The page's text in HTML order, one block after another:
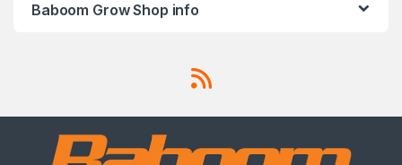
Baboom Grow Shop info